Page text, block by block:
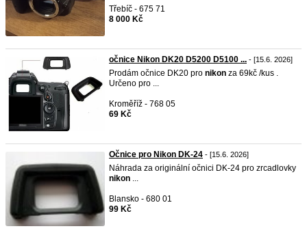
Třebíč - 675 71
8 000 Kč
očnice Nikon DK20 D5200 D5100 ... - [15.6. 2026]
Prodám očnice DK20 pro nikon za 69kč /kus .
Určeno pro ...
Kroměříž - 768 05
69 Kč
Očnice pro Nikon DK-24 - [15.6. 2026]
Náhrada za originální očnici DK-24 pro zrcadlovky
nikon ...
Blansko - 680 01
99 Kč